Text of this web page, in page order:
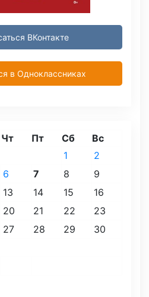
ВКонтакте
в Одноклассниках
Чт Пт Сб Вс
1
2
6 7 8
9
13 14 15
16
20 21 22
23
27 28 29
30